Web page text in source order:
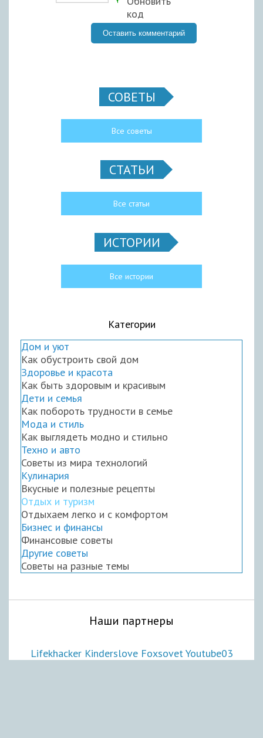
СОВЕТЫ
Все советы
СТАТЬИ
Все статьи
ИСТОРИИ
Все истории
Категории
Дом и уют
Как обустроить свой дом
Здоровье и красота
Как быть здоровым и красивым
Дети и семья
Как побороть трудности в семье
Мода и стиль
Как выглядеть модно и стильно
Техно и авто
Советы из мира технологий
Кулинария
Вкусные и полезные рецепты
Отдых и туризм
Отдыхаем легко и с комфортом
Бизнес и финансы
Финансовые советы
Другие советы
Советы на разные темы
Наши партнеры
Lifekhacker Kinderslove FoxsovetYoutube03